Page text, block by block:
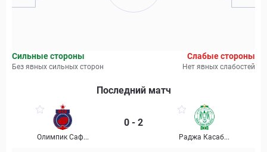
Сильные стороны
Без явных сильных сторон
Слабые стороны
Нет явных слабостей
Последний матч
Олимпик Саф...
0 - 2
Раджа Касаб...